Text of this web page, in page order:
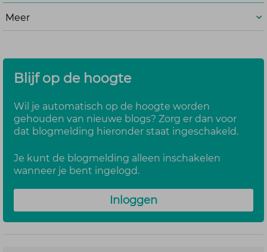
Meer
Blijf op de hoogte
Wil je automatisch op de hoogte worden
gehouden van nieuwe blogs? Zorg er dan voor
dat blogmelding hieronder staat ingeschakeld.
Je kunt de blogmelding alleen inschakelen
wanneer je bent ingelogd.
Inloggen